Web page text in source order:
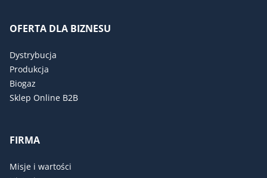
OFERTA DLA BIZNESU
Dystrybucja
Produkcja
Biogaz
Sklep Online B2B
FIRMA
Misje i wartości